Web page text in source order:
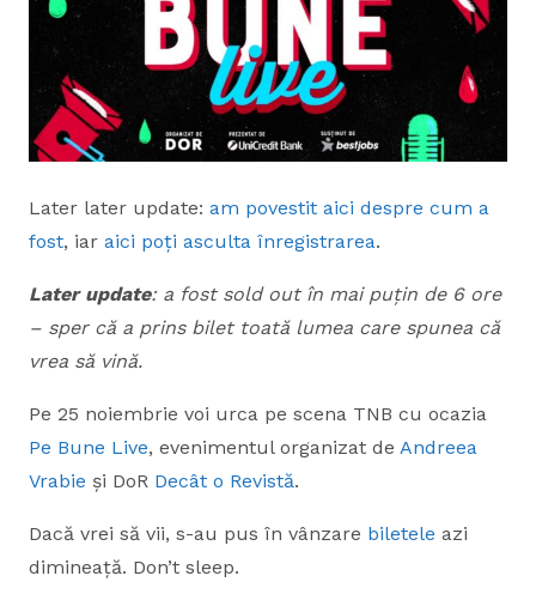
Later later update: am povestit aici despre cum a
fost, iar aici poți asculta înregistrarea.
Later update: a fost sold out în mai puțin de 6 ore
– sper că a prins bilet toată lumea care spunea că
vrea să vină.
Pe 25 noiembrie voi urca pe scena TNB cu ocazia
Pe Bune Live, evenimentul organizat de Andreea
Vrabie și DoR Decât o Revistă.
Dacă vrei să vii, s-au pus în vânzare biletele azi
dimineață. Don’t sleep.